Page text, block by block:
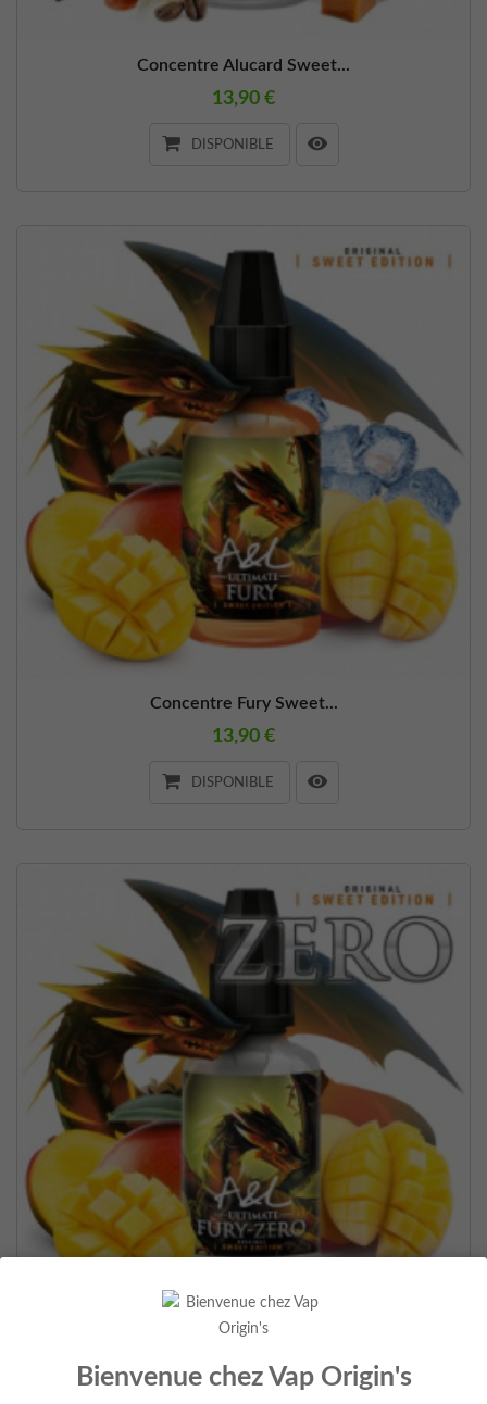
Concentre Alucard Sweet...
13,90 €
DISPONIBLE
Concentre Fury Sweet...
13,90 €
DISPONIBLE
Concentre Fury Zero Sweet...
13,90 €
Bienvenue chez Vap Origin's